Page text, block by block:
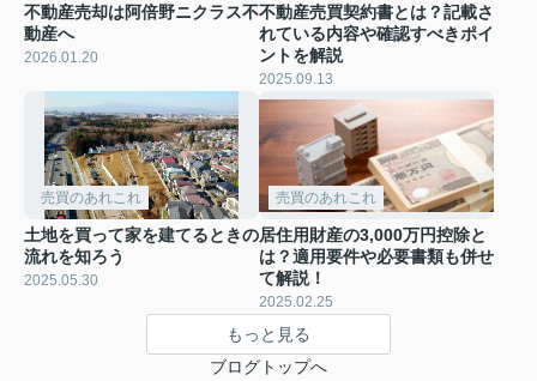
不動産売却は阿倍野ニクラス不
動産へ
2026.01.20
不動産売買契約書とは？記載さ
れている内容や確認すべきポイ
ントを解説
2025.09.13
売買のあれこれ
土地を買って家を建てるときの
流れを知ろう
2025.05.30
売買のあれこれ
居住用財産の3,000万円控除と
は？適用要件や必要書類も併せ
て解説！
2025.02.25
もっと見る
ブログトップへ